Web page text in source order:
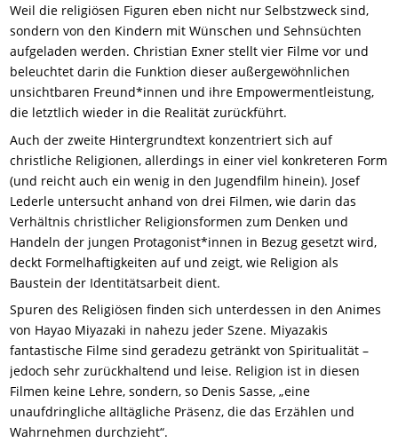
Weil die religiösen Figuren eben nicht nur Selbstzweck sind,
sondern von den Kindern mit Wünschen und Sehnsüchten
aufgeladen werden. Christian Exner stellt vier Filme vor und
beleuchtet darin die Funktion dieser außergewöhnlichen
unsichtbaren Freund*innen und ihre Empowermentleistung,
die letztlich wieder in die Realität zurückführt.
Auch der zweite Hintergrundtext konzentriert sich auf
christliche Religionen, allerdings in einer viel konkreteren Form
(und reicht auch ein wenig in den Jugendfilm hinein). Josef
Lederle untersucht anhand von drei Filmen, wie darin das
Verhältnis christlicher Religionsformen zum Denken und
Handeln der jungen Protagonist*innen in Bezug gesetzt wird,
deckt Formelhaftigkeiten auf und zeigt, wie Religion als
Baustein der Identitätsarbeit dient.
Spuren des Religiösen finden sich unterdessen in den Animes
von Hayao Miyazaki in nahezu jeder Szene. Miyazakis
fantastische Filme sind geradezu getränkt von Spiritualität –
jedoch sehr zurückhaltend und leise. Religion ist in diesen
Filmen keine Lehre, sondern, so Denis Sasse, „eine
unaufdringliche alltägliche Präsenz, die das Erzählen und
Wahrnehmen durchzieht“.